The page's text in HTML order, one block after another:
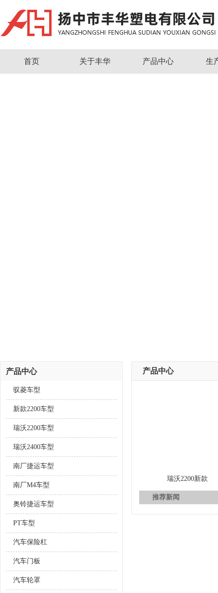
首页 关于丰华 产品中心 生
产品中心
驭菱车型
新款2200车型
瑞沃2200车型
瑞沃2400车型
南厂捷运车型
南厂M4车型
奥铃捷运车型
PT车型
汽车保险杠
汽车门板
汽车轮罩
产品中心
瑞沃2200新款
推荐新闻